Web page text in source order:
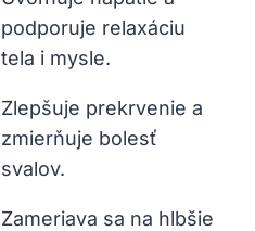
podporuje relaxáciu
tela i mysle.
Zlepšuje prekrvenie a
zmierňuje bolesť
svalov.
Zameriava sa na hlbšie